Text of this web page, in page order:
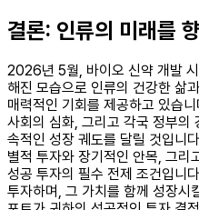
결론: 인류의 미래를
2026년 5월, 바이오 신약 개발
해진 모습으로 인류의 건강한 삶
매력적인 기회를 제공하고 있습
사회의 심화, 그리고 각국 정부의
속적인 성장 궤도를 달릴 것입니
별적 투자와 장기적인 안목, 그리
성공 투자의 필수 전제 조건입니
투자하며, 그 가치를 함께 성장시